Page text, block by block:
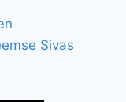
Sivas